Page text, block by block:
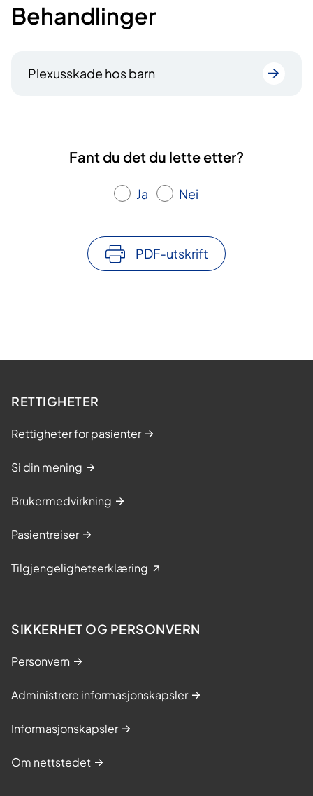
Behandlinger
Plexusskade hos barn
Fant du det du lette etter?
Ja Nei
PDF-utskrift
RETTIGHETER
Rettigheter for pasienter
Si din mening
Brukermedvirkning
Pasientreiser
Tilgjengelighetserklæring
SIKKERHET OG PERSONVERN
Personvern
Administrere informasjonskapsler
Informasjonskapsler
Om nettstedet